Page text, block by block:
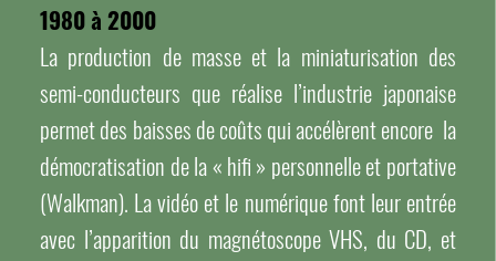
1980 à 2000
La production de masse et la miniaturisation des
semi-conducteurs que réalise l’industrie japonaise
permet des baisses de coûts qui accélèrent encore la
démocratisation de la « hifi » personnelle et portative
(Walkman). La vidéo et le numérique font leur entrée
avec l’apparition du magnétoscope VHS, du CD, et